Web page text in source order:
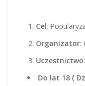
Cel:
Organizator:
Uczestnictwo:
Do lat 18 (